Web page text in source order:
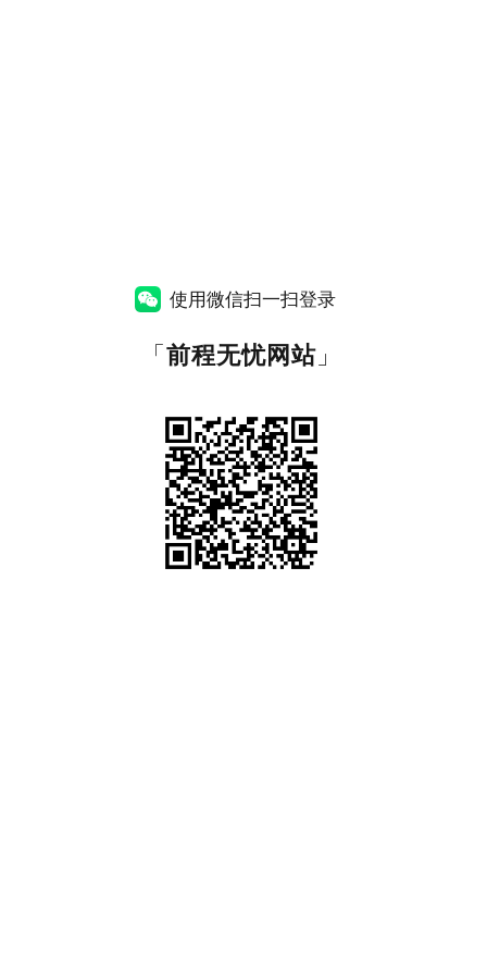
使用微信扫一扫登录
「前程无忧网站」